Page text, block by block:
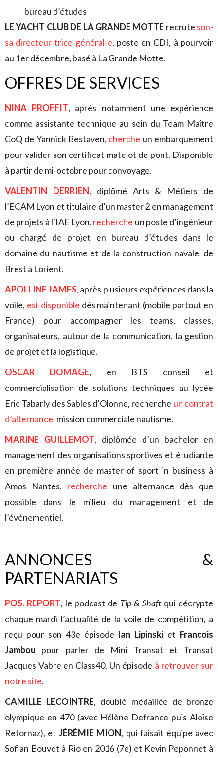
bureau d’études
LE YACHT CLUB DE LA GRANDE MOTTE recrute son-
sa directeur-trice général-e, poste en CDI, à pourvoir
au 1er décembre, basé à La Grande Motte.
OFFRES DE SERVICES
NINA PROFFIT, après notamment une expérience
comme assistante technique au sein du Team Maître
CoQ de Yannick Bestaven, cherche un embarquement
pour valider son certificat matelot de pont. Disponible
à partir de mi-octobre pour convoyage.
VALENTIN DERRIEN, diplômé Arts & Métiers de
l’ECAM Lyon et titulaire d’un master 2 en management
de projets à l’IAE Lyon, recherche un poste d’ingénieur
ou chargé de projet en bureau d’études dans le
domaine du nautisme et de la construction navale, de
Brest à Lorient.
APOLLINE JAMES, après plusieurs expériences dans la
voile, est disponible dès maintenant (mobile partout en
France) pour accompagner les teams, classes,
organisateurs, autour de la communication, la gestion
de projet et la logistique.
OSCAR DOMAGE, en BTS conseil et
commercialisation de solutions techniques au lycée
Eric Tabarly des Sables d’Olonne, recherche un contrat
d’alternance, mission commerciale nautisme.
MARINE GUILLEMOT, diplômée d’un bachelor en
management des organisations sportives et étudiante
en première année de master of sport in business à
Amos Nantes, recherche une alternance dès que
possible dans le milieu du management et de
l’événementiel.
ANNONCES &
PARTENARIATS
POS. REPORT, le podcast de Tip & Shaftqui décrypte
chaque mardi l’actualité de la voile de compétition, a
reçu pour son 43e épisode Ian Lipinski et François
Jambou pour parler de Mini Transat et Transat
Jacques Vabre en Class40. Un épisode à retrouver sur
notre site.
CAMILLE LECOINTRE, doublé médaillée de bronze
olympique en 470 (avec Hélène Defrance puis Aloïse
Retornaz), et JÉRÉMIE MION, qui faisait équipe avec
Sofian Bouvet à Rio en 2016 (7e) et Kevin Peponnet à